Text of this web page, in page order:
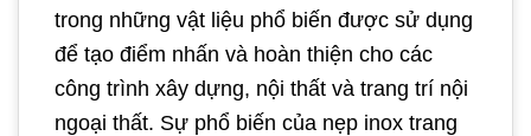
trong những vật liệu phổ biến được sử dụng
để tạo điểm nhấn và hoàn thiện cho các
công trình xây dựng, nội thất và trang trí nội
ngoại thất. Sự phổ biến của nẹp inox trang